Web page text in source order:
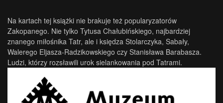
Na kartach tej książki nie brakuje też popularyzatorów
Zakopanego. Nie tylko Tytusa Chałubińskiego, najbardziej
znanego miłośnika Tatr, ale i księdza Stolarczyka, Sabały,
Walerego Eljasza-Radzikowskiego czy Stanisława Barabasza.
Ludzi, którzy rozsławili urok sielankowania pod Tatrami.